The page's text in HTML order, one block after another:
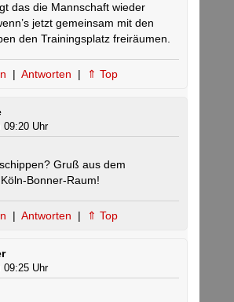
das die Mannschaft wieder
jetzt gemeinsam mit den
den Trainingsplatz freiräumen.
| Antworten | ⇑ Top
09:20 Uhr
Gruß aus dem
Bonner-Raum!
| Antworten | ⇑ Top
09:25 Uhr